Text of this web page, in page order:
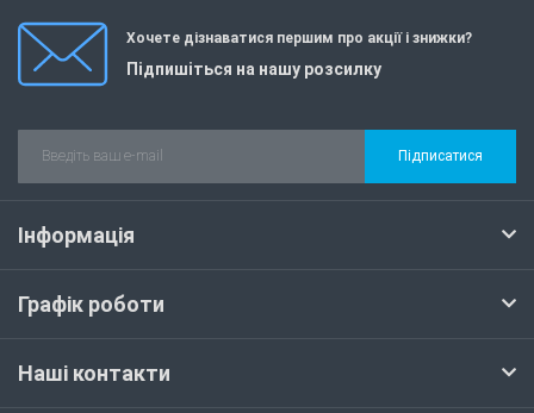
Хочете дізнаватися першим про акції і знижки?
Підпишіться на нашу розсилку
Підписатися
Інформація
Графік роботи
Наші контакти